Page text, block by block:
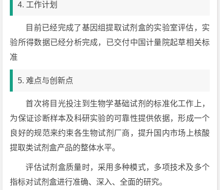
4. 工作计划
目前已经完成了基因组提取试剂盒的实验室评估，实
验所得数据已经分析完成，已交付中国计量院起草相关标
准
5. 难点与创新点
首次将目光投注到生物学基础试剂的标准化工作上，
为保证诊断样本及科研实验的可靠性提供依据，形成一个
良好的规范来约束各生物试剂厂商，提升国内市场上核酸
提取类试剂盒产品的整体水平。
评估试剂盒质量时，采用多种模式，多项技术及多个
指标对试剂盒进行准确、深入、全面的研究。